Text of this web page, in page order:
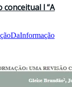
conceitual l “A